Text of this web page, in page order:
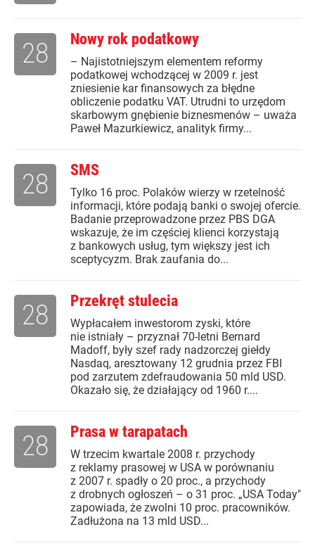
Nowy rok podatkowy
– Najistotniejszym elementem reformy
podatkowej wchodzącej w 2009 r. jest
zniesienie kar finansowych za błędne
obliczenie podatku VAT. Utrudni to urzędom
skarbowym gnębienie biznesmenów – uważa
Paweł Mazurkiewicz, analityk firmy...
28
SMS
Tylko 16 proc. Polaków wierzy w rzetelność
informacji, które podają banki o swojej ofercie.
Badanie przeprowadzone przez PBS DGA
wskazuje, że im częściej klienci korzystają
z bankowych usług, tym większy jest ich
sceptycyzm. Brak zaufania do...
28
Przekręt stulecia
Wypłacałem inwestorom zyski, które
nie istniały – przyznał 70-letni Bernard
Madoff, były szef rady nadzorczej giełdy
Nasdaq, aresztowany 12 grudnia przez FBI
pod zarzutem zdefraudowania 50 mld USD.
Okazało się, że działający od 1960 r....
28
Prasa w tarapatach
W trzecim kwartale 2008 r. przychody
z reklamy prasowej w USA w porównaniu
z 2007 r. spadły o 20 proc., a przychody
z drobnych ogłoszeń – o 31 proc. „USA Today"
zapowiada, że zwolni 10 proc. pracowników.
Zadłużona na 13 mld USD...
28